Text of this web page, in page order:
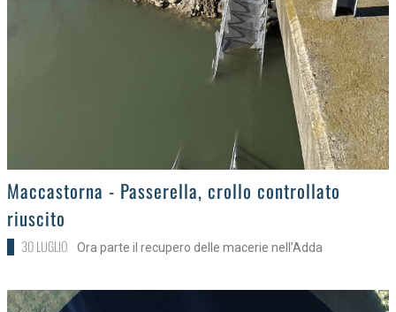
>Maccastorna - Passerella, crollo controllato
riuscito
30 LUGLIO Ora parte il recupero delle macerie nell’Adda